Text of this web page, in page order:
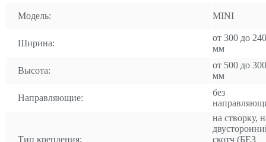
Модель: MINI
Ширина:
от 300 до
мм
Высота:
от 500 до
мм
Направляющие:
без
Тип крепления:
на створку,
скотч (БЕЗ